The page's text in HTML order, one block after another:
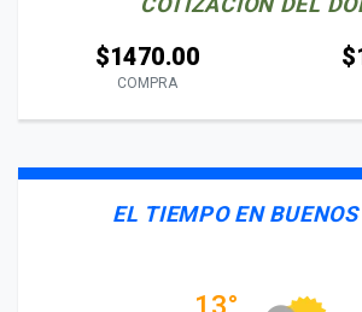
$1470.00
COMPRA
EL TIEMPO EN